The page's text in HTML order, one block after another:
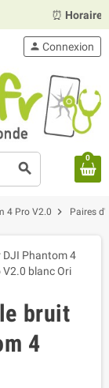
Horaires :Mardi,
search
person Connexion
0
4 Pro V2.0 chevron_right Paires
bruit
4